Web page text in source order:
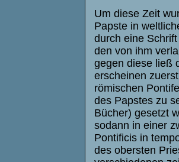
Um diese Zeit
Papste in
durch eine
den von ihm
gegen diese ließ
erscheinen
römischen
des Papstes zu
Bücher) gesetzt
sodann in einer
Pontificis in
des obersten